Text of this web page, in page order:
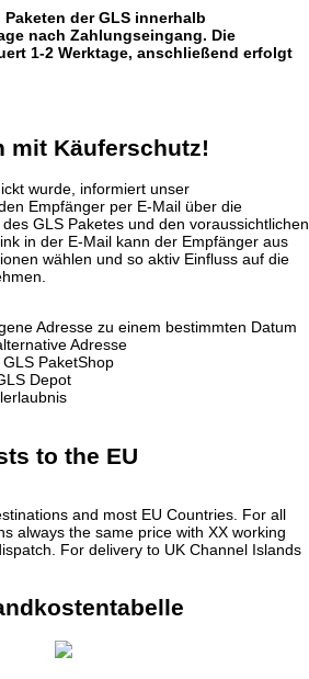
der GLS innerhalb
nach Zahlungseingang. Die
1-2 Werktage, anschließend erfolgt
mit Käuferschutz!
wurde, informiert unser
Empfänger per E-Mail über die
GLS Paketes und den voraussichtlichen
in der E-Mail kann der Empfänger aus
wählen und so aktiv Einfluss auf die
Adresse zu einem bestimmten Datum
Adresse
PaketShop
Depot
to the EU
and most EU Countries. For all
always the same price with XX working
For delivery to UK Channel Islands